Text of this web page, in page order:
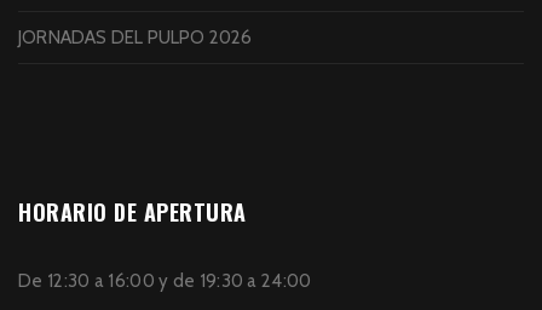
JORNADAS DEL PULPO 2026
HORARIO DE APERTURA
De 12:30 a 16:00 y de 19:30 a 24:00